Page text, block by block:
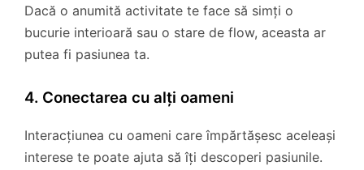
Dacă o anumită activitate te face să simți o
bucurie interioară sau o stare de flow, aceasta ar
putea fi pasiunea ta.
4. Conectarea cu alți oameni
Interacțiunea cu oameni care împărtășesc aceleași
interese te poate ajuta să îți descoperi pasiunile.